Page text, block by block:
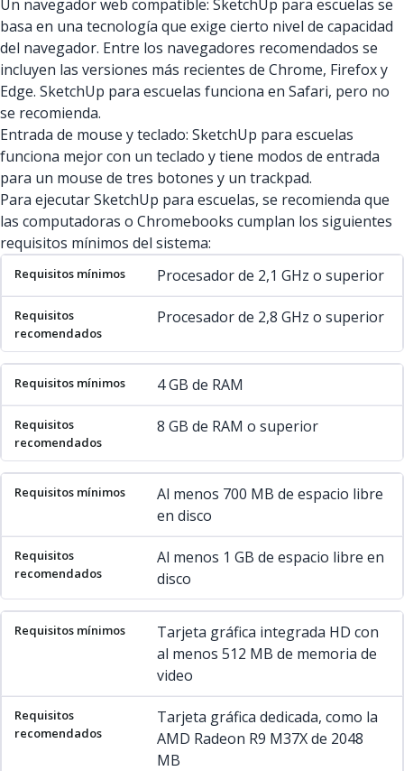
Un navegador web compatible: SketchUp para escuelas se
basa en una tecnología que exige cierto nivel de capacidad
del navegador. Entre los navegadores recomendados se
incluyen las versiones más recientes de Chrome, Firefox y
Edge. SketchUp para escuelas funciona en Safari, pero no
se recomienda.
Entrada de mouse y teclado: SketchUp para escuelas
funciona mejor con un teclado y tiene modos de entrada
para un mouse de tres botones y un trackpad.
Para ejecutar SketchUp para escuelas, se recomienda que
las computadoras o Chromebooks cumplan los siguientes
requisitos mínimos del sistema:
Requisitos mínimos
Requisitos recomendados
Procesador de 2,1 GHz o superior
Procesador de 2,8 GHz o superior
4 GB de RAM
8 GB de RAM o superior
Al menos 700 MB de espacio libre
en disco
Al menos 1 GB de espacio libre en
disco
Tarjeta gráfica integrada HD con
al menos 512 MB de memoria de
video
Tarjeta gráfica dedicada, como la
AMD Radeon R9 M37X de 2048
MB